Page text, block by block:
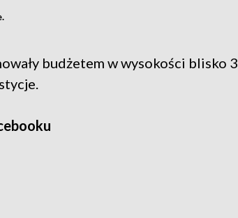
budżetem w wysokości blisko 3